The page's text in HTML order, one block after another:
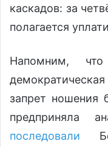
каскадов: за
полагается
Напомним,
запрет ношения
предприняла
последовали